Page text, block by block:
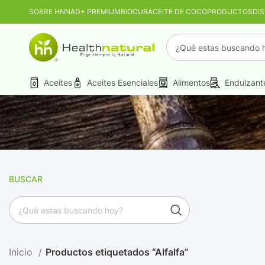
SOBRE HNNAD+ PREMIUMBIOCURACEITE DE COCOPRODUCTOS
Aceites Aceites Esenciales Alimentos
BUSCAR
Inicio Productos etiquetados “Alfalfa”
PROMO